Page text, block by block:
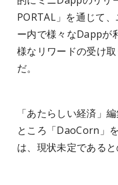
PORTAL」を通じて
ー内で様々なDappが
様なリワードの受け
だ。
「あたらしい経済」
ところ「DaoCorn」
は、現状未定であると